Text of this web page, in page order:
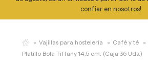
confiar en nosotros!
Vajillas para hostelería
Café y té
Platillo Bola Tiffany 14,5 cm. (Caja 36 Uds.)